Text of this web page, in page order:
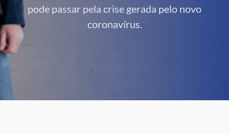
pode passar pela crise gerada pelo novo
coronavírus.